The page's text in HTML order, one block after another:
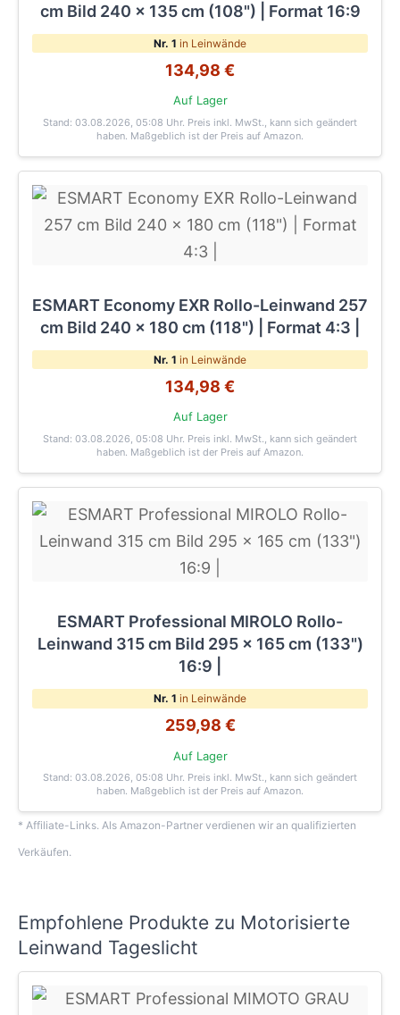
cm Bild 240 x 135 cm (108") | Format 16:9
Nr. 1 in Leinwände
134,98 €
Auf Lager
Stand: 03.08.2026, 05:08 Uhr. Preis inkl. MwSt., kann sich geändert
haben. Maßgeblich ist der Preis auf Amazon.
ESMART Economy EXR Rollo-Leinwand 257
cm Bild 240 x 180 cm (118") | Format 4:3 |
Nr. 1 in Leinwände
134,98 €
Auf Lager
Stand: 03.08.2026, 05:08 Uhr. Preis inkl. MwSt., kann sich geändert
haben. Maßgeblich ist der Preis auf Amazon.
ESMART Professional MIROLO Rollo-
Leinwand 315 cm Bild 295 x 165 cm (133")
16:9 |
Nr. 1 in Leinwände
259,98 €
Auf Lager
Stand: 03.08.2026, 05:08 Uhr. Preis inkl. MwSt., kann sich geändert
haben. Maßgeblich ist der Preis auf Amazon.
* Affiliate-Links. Als Amazon-Partner verdienen wir an qualifizierten
Verkäufen.
Empfohlene Produkte zu Motorisierte
Leinwand Tageslicht